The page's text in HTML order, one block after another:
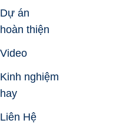
Dự án
hoàn thiện
Video
Kinh nghiệm
hay
Liên Hệ